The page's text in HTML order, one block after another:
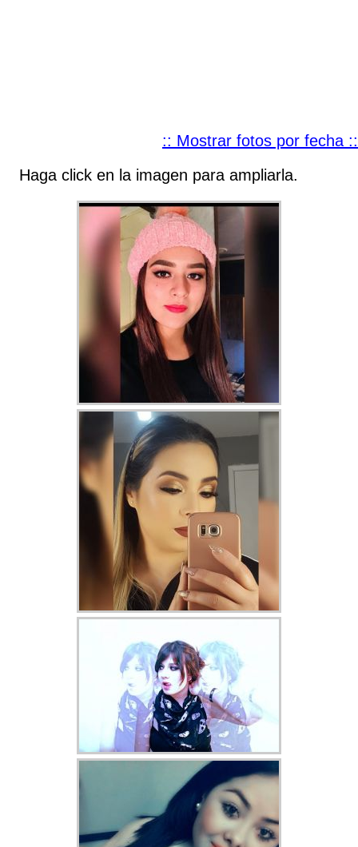
:: Mostrar fotos por fecha ::
Haga click en la imagen para ampliarla.